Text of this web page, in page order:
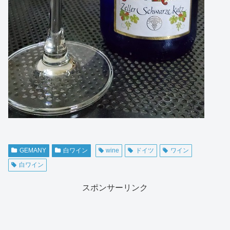
GEMANY 白ワイン wine ドイツ
ワイン
白ワイン
スポンサーリンク